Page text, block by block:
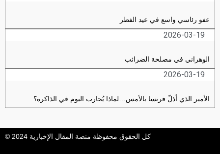
عفو رئاسي واسع في عيد الفطر
2026-03-19
الوهراني في مصلحة الضرائب
2026-03-19
الأمير الذي أذلّ فرنسا بالأمس…لماذا يُحارب اليوم في الذاكرة؟
كل الحقوق محفوظة منصة المقال الإخبارية 2024 ©